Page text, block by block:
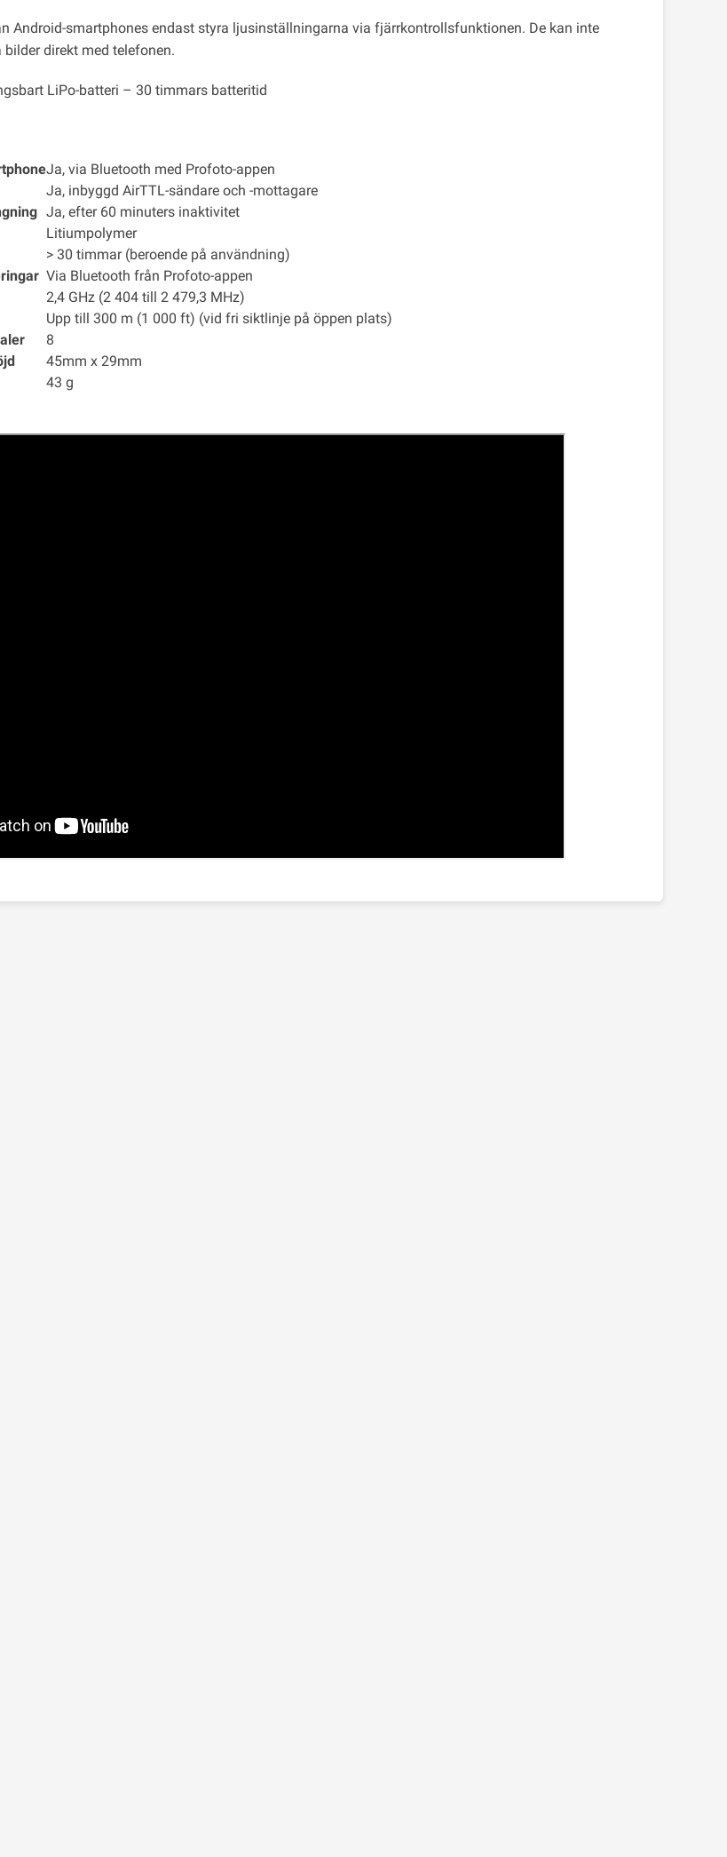
Android-smartphones endast styra ljusinställningarna via fjärrkontrollsfunktionen. De kan inte
direkt med telefonen.
LiPo-batteri – 30 timmars batteritid
Ja, via Bluetooth med Profoto-appen
Ja, inbyggd AirTTL-sändare och -mottagare
Ja, efter 60 minuters inaktivitet
Litiumpolymer
> 30 timmar (beroende på användning)
Via Bluetooth från Profoto-appen
2,4 GHz (2 404 till 2 479,3 MHz)
Upp till 300 m (1 000 ft) (vid fri siktlinje på öppen plats)
8
45mm x 29mm
43 g